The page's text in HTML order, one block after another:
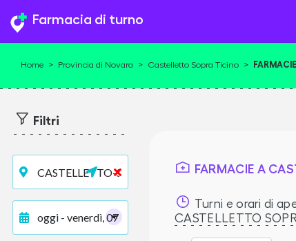
Farmacia di turno
Home > Provincia di Novara > Castelletto Sopra Ticino >
FARMACIE A
Turni e orari di
CASTELLETTO
Filtri